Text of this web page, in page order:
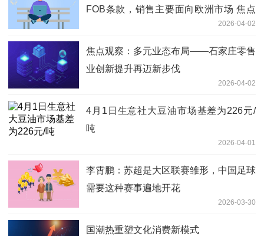
FOB条款，销售主要面向欧洲市场 焦点
2026-04-02
焦点观察：多元业态布局——石家庄零售
业创新提升再迈新步伐
2026-04-02
4月1日生意社大豆油市场基差为226元/
吨
2026-04-01
李霄鹏：苏超是大区联赛雏形，中国足球
需要这种赛事遍地开花
2026-03-30
国潮热重塑文化消费新模式